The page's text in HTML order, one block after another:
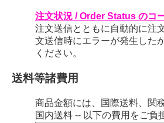
注文状況 / Order Status のコ
注文送信とともに自動的に注
文送信時にエラーが発生した
ください。
送料等諸費用
商品金額には、国際送料、関
国内送料 -- 以下の費用をご負